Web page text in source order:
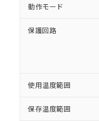
動作モード
保護回路
使用温度範囲
保存温度範囲